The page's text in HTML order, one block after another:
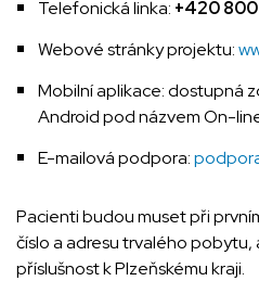
Telefonická linka: +420
Webové stránky projektu:
Mobilní aplikace: dostupná
Android pod názvem On-
E-mailová podpora:
Pacienti budou muset při
číslo a adresu trvalého pobytu,
příslušnost k Plzeňskému kraji.